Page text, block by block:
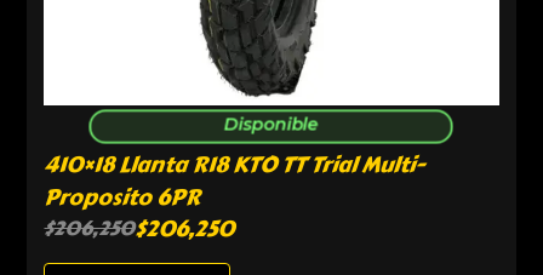
Disponible
410×18 Llanta R18 KTO TT Trial Multi-
Proposito 6PR
$206,250$206,250